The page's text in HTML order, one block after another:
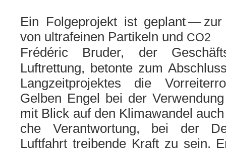
Ein Folgeprojekt ist geplant —
von ultra­fei­nen Partikeln und CO2
Frédéric Bruder, der
Luftrettung, beton­te zum
Langzeitprojektes die
Gelben Engel bei der
mit Blick auf den Klimawandel
che Verantwortung, bei der
Luftfahrt trei­ben­de Kraft zu sein.